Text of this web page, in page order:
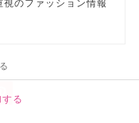
る
視のファッション情報